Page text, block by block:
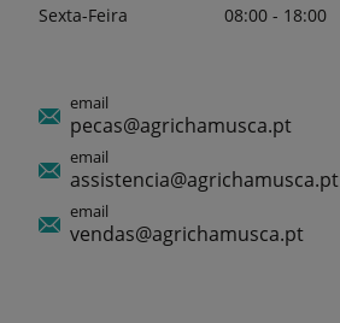
Sexta-Feira
08:00 - 18:00
email
pecas@agrichamusca.pt
email
assistencia@agrichamusca.pt
email
vendas@agrichamusca.pt